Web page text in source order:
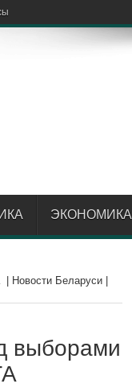
ЭКОНОМИКА
Новости Беларуси |
выборами